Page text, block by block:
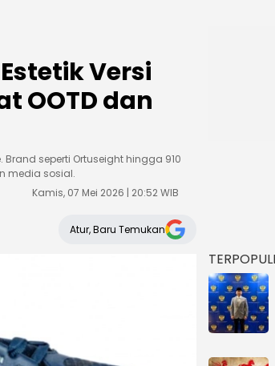
Versi
OOTD dan
seperti Ortuseight hingga 910
media sosial.
Kamis, 07 Mei 2026 | 20:52 WIB
Atur, Baru Temukan